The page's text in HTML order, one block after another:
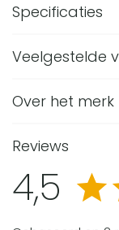
Specificaties
Merk
Hoogte (in CM)
Materiaal
Veelgestelde
Wat zijn de
De QUVIO
cm en een
vormgegeven
kledinghangers
Deze
Over het merk
Reviews
4,5